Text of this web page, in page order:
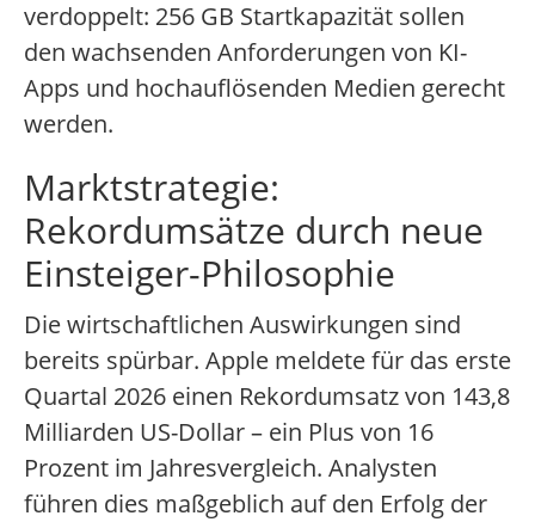
verdoppelt: 256 GB Startkapazität sollen
den wachsenden Anforderungen von KI-
Apps und hochauflösenden Medien gerecht
werden.
Marktstrategie:
Rekordumsätze durch neue
Einsteiger-Philosophie
Die wirtschaftlichen Auswirkungen sind
bereits spürbar. Apple meldete für das erste
Quartal 2026 einen Rekordumsatz von 143,8
Milliarden US-Dollar – ein Plus von 16
Prozent im Jahresvergleich. Analysten
führen dies maßgeblich auf den Erfolg der